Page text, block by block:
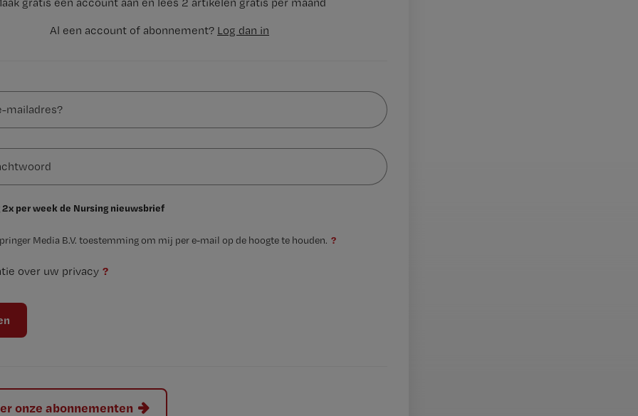
Al een account of abonnement? Log dan in
2x per week de Nursing nieuwsbrief
Media B.V. toestemming om mij per e-mail op de hoogte te houden. ?
over uw privacy ?
onze abonnementen